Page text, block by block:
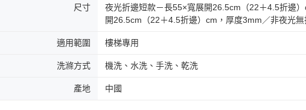
尺寸
夜光折邊短款－長55×寬展開26.5cm（22＋4.5折邊
開26.5cm（22＋4.5折邊）cm，厚度3mm／非夜光
適用範圍 樓梯專用
洗滌方式 機洗、水洗、手洗、乾洗
產地 中國